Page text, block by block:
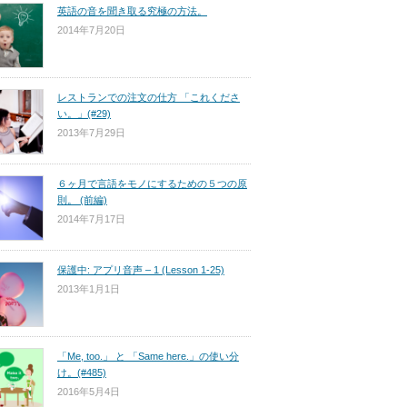
英語の音を聞き取る究極の方法。
2014年7月20日
レストランでの注文の仕方 「これくださ
い。」(#29)
2013年7月29日
６ヶ月で言語をモノにするための５つの原
則。 (前編)
2014年7月17日
保護中: アプリ音声 – 1 (Lesson 1-25)
2013年1月1日
「Me, too.」 と 「Same here.」の使い分
け。(#485)
2016年5月4日